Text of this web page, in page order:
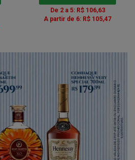
De 2 a 5: R$ 106,63
A partir de 6: R$ 105,47